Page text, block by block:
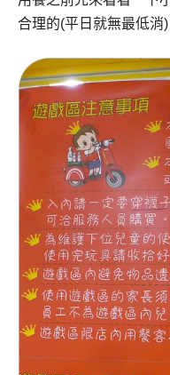
合理的(平日就無最低消)